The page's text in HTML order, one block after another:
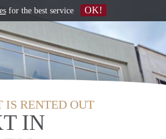
IS RENTED OUT
IN
for the best service OK!